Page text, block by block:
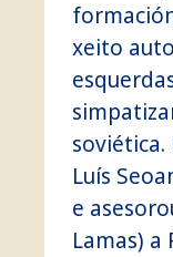
xeito
Luís
e
Lamas) a